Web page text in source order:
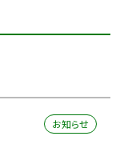
お知らせ